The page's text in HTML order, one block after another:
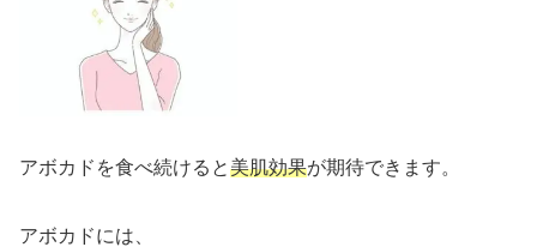
アボカドを食べ続けると美肌効果が期待できます。
アボカドには、